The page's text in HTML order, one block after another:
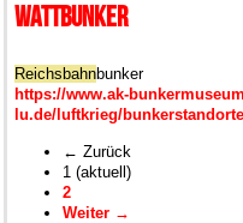
Wattbunker
Reichsbahnbunker
https://www.ak-
lu.de/luftkrieg/
← Zurück
1 (aktuell)
2
Weiter →